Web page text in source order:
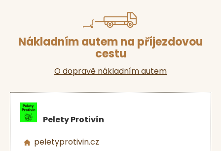
Nákladním autem na příjezdovou
cestu
O dopravě nákladním autem
Pelety Protivín
peletyprotivin.cz